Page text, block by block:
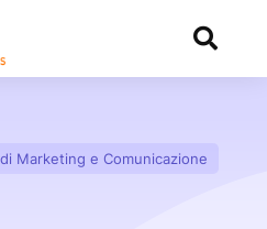
Marketing e Comunicazione